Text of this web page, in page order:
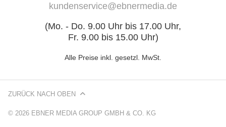
kundenservice@ebnermedia.de
(Mo. - Do. 9.00 Uhr bis 17.00 Uhr,
Fr. 9.00 bis 15.00 Uhr)
Alle Preise inkl. gesetzl. MwSt.
© 2026 EBNER MEDIA GROUP GMBH & CO. KG
ZURÜCK NACH OBEN